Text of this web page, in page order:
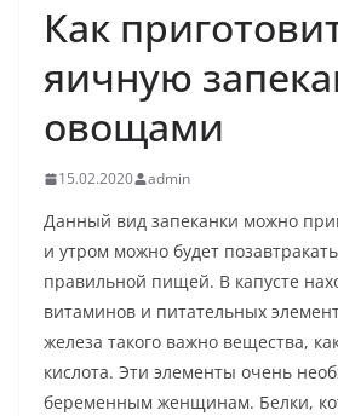
Как
яичную
овощами
15.02.2020 admin
Данный вид запеканки можно
и утром можно будет позавтракать
правильной пищей. В капусте
витаминов и питательных
железа такого важно вещества,
кислота. Эти элементы очень
беременным женщинам. Белки,